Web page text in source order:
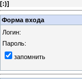
[:)]
Форма входа
Логин:
Пароль:
запомнить